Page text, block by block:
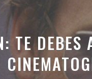
TE DEBES